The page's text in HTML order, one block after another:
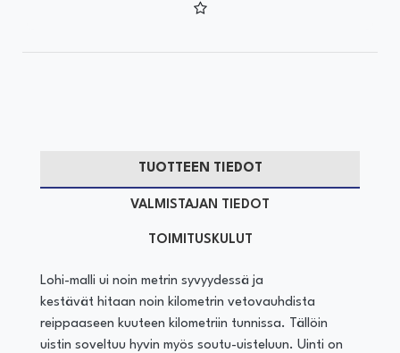
TUOTTEEN TIEDOT
VALMISTAJAN TIEDOT
TOIMITUSKULUT
Lohi-malli ui noin metrin syvyydessä ja
kestävät hitaan noin kilometrin vetovauhdista
reippaaseen kuuteen kilometriin tunnissa. Tällöin
uistin soveltuu hyvin myös soutu-uisteluun. Uinti on